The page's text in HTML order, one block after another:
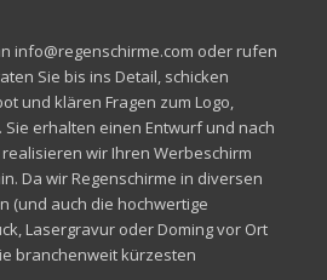
info@regenschirme.com oder rufen
Sie bis ins Detail, schicken
und klären Fragen zum Logo,
Sie erhalten einen Entwurf und nach
wir Ihren Werbeschirm
Da wir Regenschirme in diversen
(und auch die hochwertige
Lasergravur oder Doming vor Ort
branchenweit kürzesten